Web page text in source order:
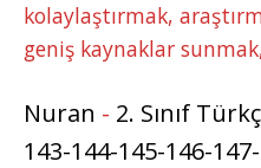
kolaylaştırmak,
geniş kaynaklar
Nuran - 2. Sınıf
143-144-145-146-